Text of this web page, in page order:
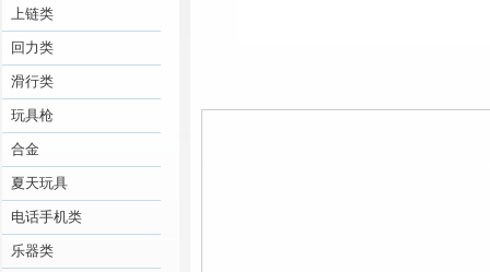
上链类
回力类
滑行类
玩具枪
合金
夏天玩具
电话手机类
乐器类